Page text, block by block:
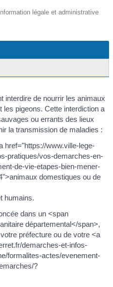
légale et administrative
interdire de nourrir les animaux
pigeons. Cette interdiction a
ou errants des lieux
la transmission de maladies :
href="https://www.ville-lege-
pratiques/vos-demarches-en-
de-vie-etapes-bien-mener-
domestiques ou de
humains.
dans un <span
départemental</span>,
préfecture ou de votre <a
demarches-et-infos-
formalites-actes/evenement-
?